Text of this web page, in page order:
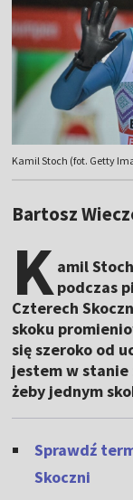
Kamil Stoch (fot. Getty
Bartosz
Kamil
podczas
Czterech
skoku
się szeroko od
jestem w stanie
żeby jednym
Sprawdź
Skoczni